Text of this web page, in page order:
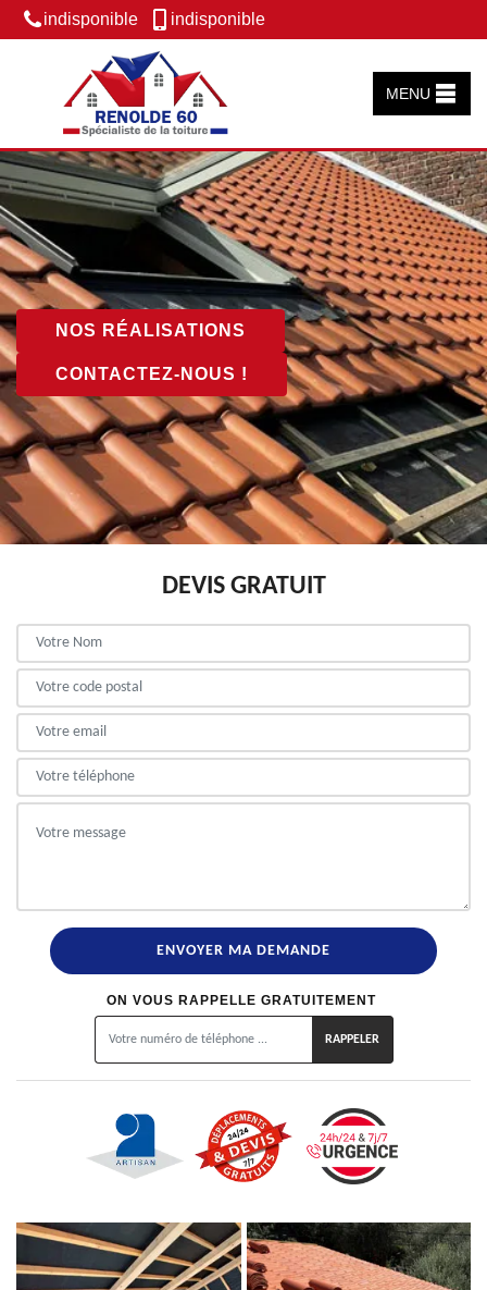
indisponible indisponible
MENU
NOS RÉALISATIONS
CONTACTEZ-NOUS !
DEVIS GRATUIT
ON VOUS RAPPELLE GRATUITEMENT